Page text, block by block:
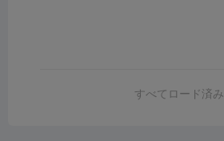
すべてロード済み